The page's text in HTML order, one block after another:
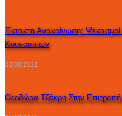
Έκτακτη Ανακοίνωση:
Κουνουπιών
03/08/2022
Θεοδώρα Τζάκρη Στην